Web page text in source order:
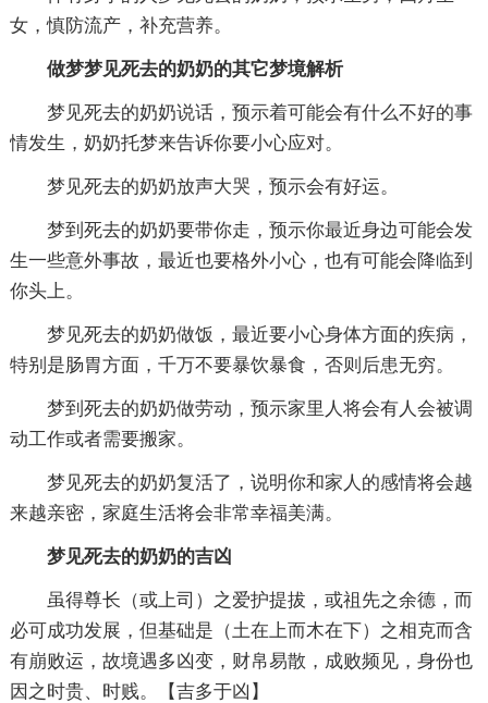
女，慎防流产，补充营养。
做梦梦见死去的奶奶的其它梦境解析
梦见死去的奶奶说话，预示着可能会有什么不好的事
情发生，奶奶托梦来告诉你要小心应对。
梦见死去的奶奶放声大哭，预示会有好运。
梦到死去的奶奶要带你走，预示你最近身边可能会发
生一些意外事故，最近也要格外小心，也有可能会降临到
你头上。
梦见死去的奶奶做饭，最近要小心身体方面的疾病，
特别是肠胃方面，千万不要暴饮暴食，否则后患无穷。
梦到死去的奶奶做劳动，预示家里人将会有人会被调
动工作或者需要搬家。
梦见死去的奶奶复活了，说明你和家人的感情将会越
来越亲密，家庭生活将会非常幸福美满。
梦见死去的奶奶的吉凶
虽得尊长（或上司）之爱护提拔，或祖先之余德，而
必可成功发展，但基础是（土在上而木在下）之相克而含
有崩败运，故境遇多凶变，财帛易散，成败频见，身份也
因之时贵、时贱。【吉多于凶】